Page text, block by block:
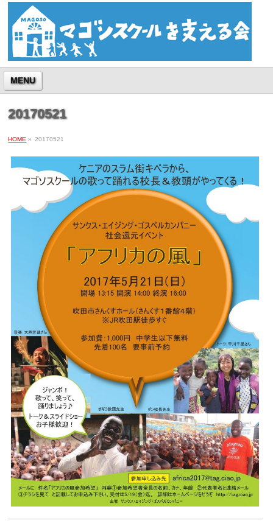
MENU
20170521
HOME » 20170521